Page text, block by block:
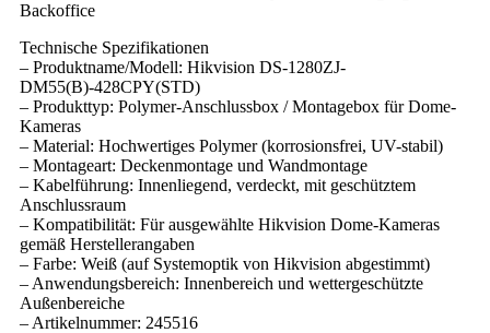
Backoffice
Technische Spezifikationen
– Produktname/Modell: Hikvision DS-1280ZJ-
DM55(B)-428CPY(STD)
– Produkttyp: Polymer-Anschlussbox / Montagebox für Dome-
Kameras
– Material: Hochwertiges Polymer (korrosionsfrei, UV-stabil)
– Montageart: Deckenmontage und Wandmontage
– Kabelführung: Innenliegend, verdeckt, mit geschütztem
Anschlussraum
– Kompatibilität: Für ausgewählte Hikvision Dome-Kameras
gemäß Herstellerangaben
– Farbe: Weiß (auf Systemoptik von Hikvision abgestimmt)
– Anwendungsbereich: Innenbereich und wettergeschützte
Außenbereiche
– Artikelnummer: 245516